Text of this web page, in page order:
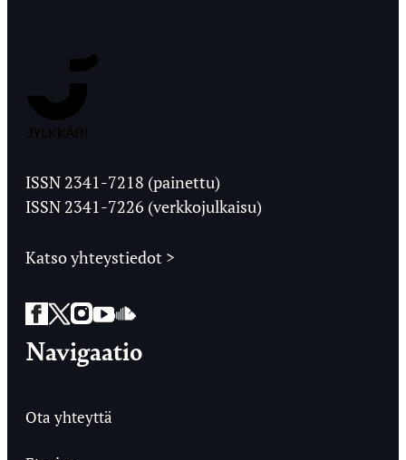
Ylioppilaslehti
ISSN 2341-7218 (painettu)
ISSN 2341-7226 (verkkojulkaisu)
Katso yhteystiedot >
Facebook
Twitter
Instagram
YouTube
SoundCloud
Navigaatio
Ota yhteyttä